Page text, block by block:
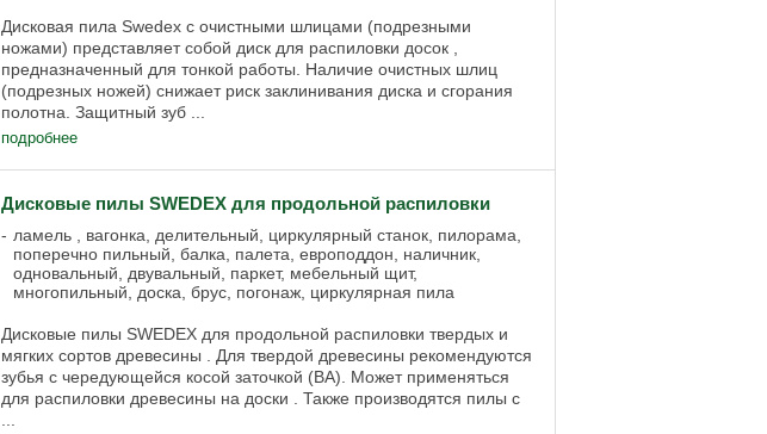
Дисковая пила Swedex с очистными шлицами (подрезными
ножами) представляет собой диск для распиловки досок ,
предназначенный для тонкой работы. Наличие очистных шлиц
(подрезных ножей) снижает риск заклинивания диска и сгорания
полотна. Защитный зуб ...
подробнее
Дисковые пилы SWEDEX для продольной распиловки
ламель , вагонка, делительный, циркулярный станок, пилорама,
поперечно пильный, балка, палета, европоддон, наличник,
одновальный, двувальный, паркет, мебельный щит,
многопильный, доска, брус, погонаж, циркулярная пила
Дисковые пилы SWEDEX для продольной распиловки твердых и
мягких сортов древесины . Для твердой древесины рекомендуются
зубья с чередующейся косой заточкой (ВА). Может применяться
для распиловки древесины на доски . Также производятся пилы с